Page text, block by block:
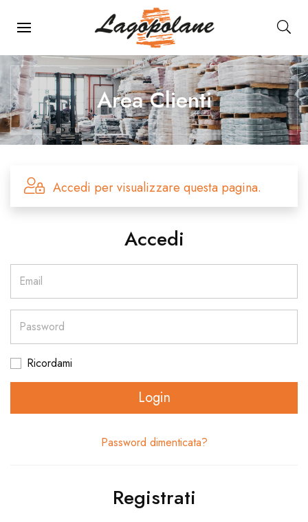
Menu Principale
Area Clienti
Accedi per visualizzare questa pagina.
Accedi
Email
Password
Ricordami
Login
Password dimenticata?
Registrati